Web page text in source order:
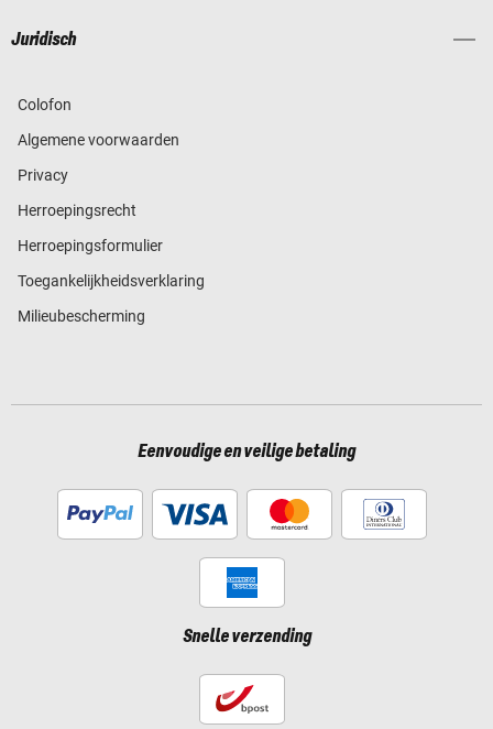
Juridisch
Colofon
Algemene voorwaarden
Privacy
Herroepingsrecht
Herroepingsformulier
Toegankelijkheidsverklaring
Milieubescherming
Eenvoudige en veilige betaling
Snelle verzending